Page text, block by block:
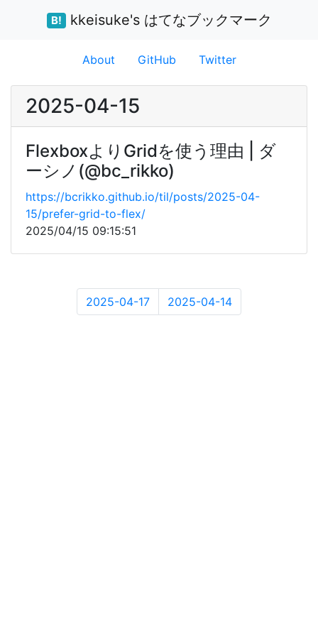
B! kkeisuke's はてなブックマーク
About GitHub Twitter
2025-04-15
FlexboxよりGridを使う理由 | ダ
ーシノ(@bc_rikko)
https://bcrikko.github.io/til/posts/2025-04-
15/prefer-grid-to-flex/
2025/04/15 09:15:51
2025-04-17 2025-04-14